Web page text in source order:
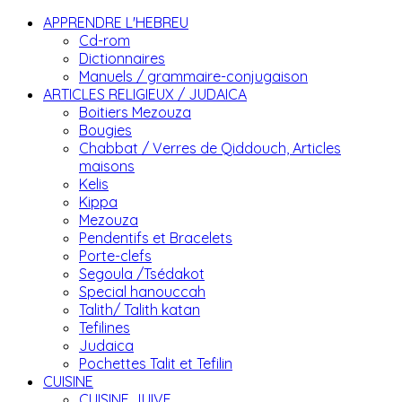
APPRENDRE L'HEBREU
Cd-rom
Dictionnaires
Manuels / grammaire-conjugaison
ARTICLES RELIGIEUX / JUDAICA
Boitiers Mezouza
Bougies
Chabbat / Verres de Qiddouch, Articles
maisons
Kelis
Kippa
Mezouza
Pendentifs et Bracelets
Porte-clefs
Segoula /Tsédakot
Special hanouccah
Talith/ Talith katan
Tefilines
Judaica
Pochettes Talit et Tefilin
CUISINE